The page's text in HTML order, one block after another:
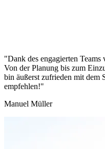
"Dank des engagierten
Von der Planung bis zum
bin äußerst zufrieden mit dem
empfehlen!"
Manuel Müller